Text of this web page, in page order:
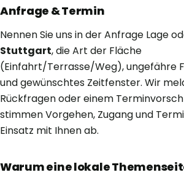
Anfrage & Termin
Nennen Sie uns in der Anfrage Lage
Stuttgart, die Art der Fläche
(Einfahrt/Terrasse/Weg), ungefähre
und gewünschtes Zeitfenster. Wir
Rückfragen oder einem
stimmen Vorgehen, Zugang und
Einsatz mit Ihnen ab.
Warum eine lokale